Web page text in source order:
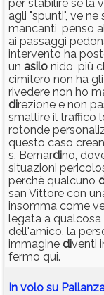
per stabilire se la
agli "spunti", ve
mancanti, penso
ai passaggi
intervento ha
un asilo nido, più
cimitero non ha
rivedere non ho
direzione e non
smaltire il traffico
rotonde
questo caso
s. Bernardino,
situazioni
perchè qualcuno
san Vittore con
insomma come
legata a
dell'amico, la
immagine diventi
fermo qui.
In volo su